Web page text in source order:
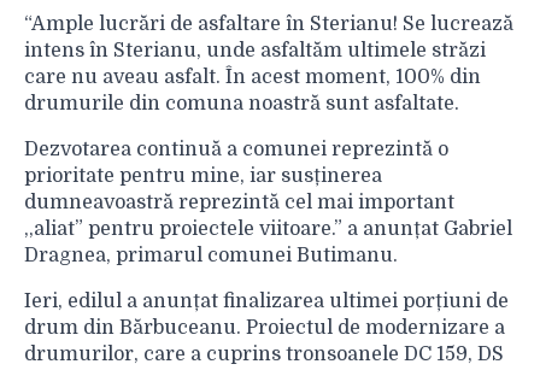
“Ample lucrări de asfaltare în Sterianu! Se lucrează
intens în Sterianu, unde asfaltăm ultimele străzi
care nu aveau asfalt. În acest moment, 100% din
drumurile din comuna noastră sunt asfaltate.
Dezvotarea continuă a comunei reprezintă o
prioritate pentru mine, iar susținerea
dumneavoastră reprezintă cel mai important
,,aliat” pentru proiectele viitoare.” a anunțat Gabriel
Dragnea, primarul comunei Butimanu.
Ieri, edilul a anunțat finalizarea ultimei porțiuni de
drum din Bărbuceanu. Proiectul de modernizare a
drumurilor, care a cuprins tronsoanele DC 159, DS